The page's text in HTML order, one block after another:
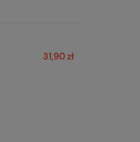
31,90 zł